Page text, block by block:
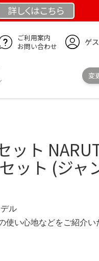
詳しくはこちら
ご利用案内
お問い合わせ
ゲ
変
ット
ット (ジャ
ル
使い心地などをご紹介い